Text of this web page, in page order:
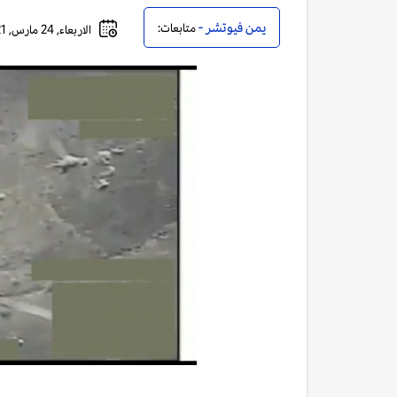
يمن فيوتشر -متابعات: الاربعاء, 24 مارس, 2021 - 11:49 مساءً